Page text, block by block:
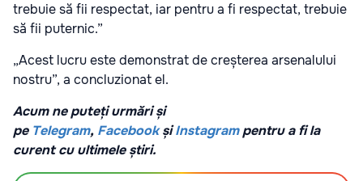
trebuie să fii respectat, iar pentru a fi respectat, trebuie
să fii puternic.”
„Acest lucru este demonstrat de creșterea arsenalului
nostru”, a concluzionat el.
Acum ne puteți urmări și
pe Telegram, Facebook șiInstagrampentru a fi la
curent cu ultimele știri.